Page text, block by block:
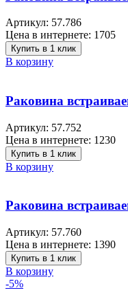
Артикул: 57.786
Цена в интернете: 1705
Купить в 1 клик
В корзину
Раковина
Артикул: 57.752
Цена в интернете: 1230
Купить в 1 клик
В корзину
Раковина
Артикул: 57.760
Цена в интернете: 1390
Купить в 1 клик
В корзину
-5%